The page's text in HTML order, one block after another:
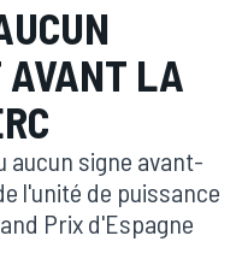
AVANT LA
aucun signe avant-
l'unité de puissance
Prix d'Espagne